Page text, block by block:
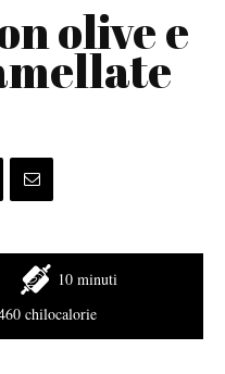
olive e
10 minuti
chilocalorie